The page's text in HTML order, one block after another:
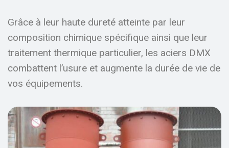
Grâce à leur haute dureté atteinte par leur
composition chimique spécifique ainsi que leur
traitement thermique particulier, les aciers DMX
combattent l’usure et augmente la durée de vie de
vos équipements.